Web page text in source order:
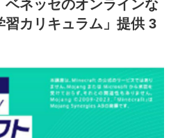
ベネッセのオンラインな
習カリキュラム」提供 3